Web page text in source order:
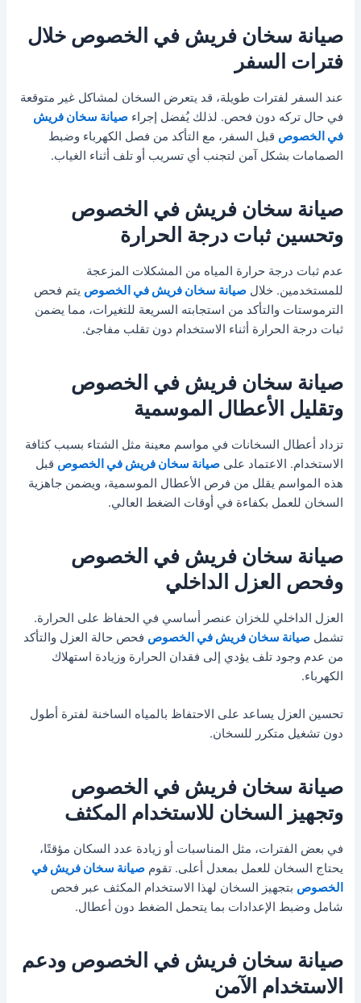
صيانة سخان فريش في الخصوص خلال
فترات السفر
عند السفر لفترات طويلة، قد يتعرض السخان لمشاكل غير متوقعة
في حال تركه دون فحص. لذلك يُفضل إجراءصيانة سخان فريش
في الخصوص قبل السفر، مع التأكد من فصل الكهرباء وضبط
الصمامات بشكل آمن لتجنب أي تسريب أو تلف أثناء الغياب.
صيانة سخان فريش في الخصوص
وتحسين ثبات درجة الحرارة
عدم ثبات درجة حرارة المياه من المشكلات المزعجة
للمستخدمين. خلالصيانة سخان فريش في الخصوص يتم فحص
الترموستات والتأكد من استجابته السريعة للتغيرات، مما يضمن
ثبات درجة الحرارة أثناء الاستخدام دون تقلب مفاجئ.
صيانة سخان فريش في الخصوص
وتقليل الأعطال الموسمية
تزداد أعطال السخانات في مواسم معينة مثل الشتاء بسبب كثافة
الاستخدام. الاعتماد علىصيانة سخان فريش في الخصوص قبل
هذه المواسم يقلل من فرص الأعطال الموسمية، ويضمن جاهزية
السخان للعمل بكفاءة في أوقات الضغط العالي.
صيانة سخان فريش في الخصوص
وفحص العزل الداخلي
العزل الداخلي للخزان عنصر أساسي في الحفاظ على الحرارة.
تشملصيانة سخان فريش في الخصوص فحص حالة العزل والتأكد
من عدم وجود تلف يؤدي إلى فقدان الحرارة وزيادة استهلاك
الكهرباء.
تحسين العزل يساعد على الاحتفاظ بالمياه الساخنة لفترة أطول
دون تشغيل متكرر للسخان.
صيانة سخان فريش في الخصوص
وتجهيز السخان للاستخدام المكثف
في بعض الفترات، مثل المناسبات أو زيادة عدد السكان مؤقتًا،
يحتاج السخان للعمل بمعدل أعلى. تقومصيانة سخان فريش في
الخصوص بتجهيز السخان لهذا الاستخدام المكثف عبر فحص
شامل وضبط الإعدادات بما يتحمل الضغط دون أعطال.
صيانة سخان فريش في الخصوص ودعم
الاستخدام الآمن